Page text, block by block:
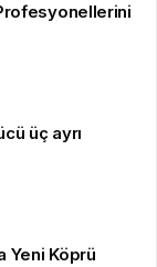
üç ayrı
Yeni Köprü